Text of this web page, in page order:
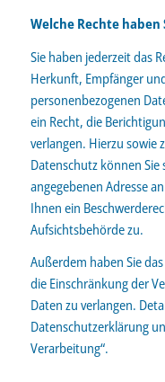
Welche Rechte
Sie haben jederzeit das
Herkunft, Empfänger
personenbezogenen
ein Recht, die
verlangen. Hierzu sowie
Datenschutz können
angegebenen Adresse
Ihnen ein
Aufsichtsbehörde zu.
Außerdem haben Sie
die Einschränkung der
Daten zu verlangen.
Datenschutzerklärung
Verarbeitung“.